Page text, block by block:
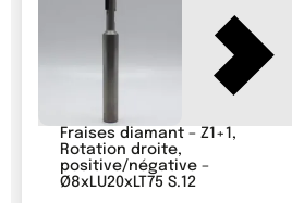
Fraises diamant – Z1+1,
Rotation droite,
positive/négative –
Ø8xLU20xLT75 S.12